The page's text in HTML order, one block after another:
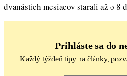
dvanástich mesiacov starali až o 8
Prihláste sa do
Každý týždeň tipy na články,